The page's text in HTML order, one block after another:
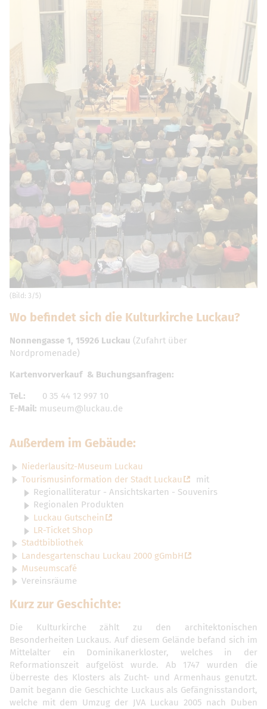
(Bild: 3/5)
Wo befindet sich die Kulturkirche Luckau?
Nonnengasse 1, 15926 Luckau (Zufahrt über
Nordpromenade)
Kartenvorverkauf & Buchungsanfragen:
Tel.: 0 35 44 12 997 10
E-Mail: museum@luckau.de
Außerdem im Gebäude:
Niederlausitz-Museum Luckau
Tourismusinformation der Stadt Luckau
mit
Regionalliteratur - Ansichtskarten - Souvenirs
Regionalen Produkten
Luckau Gutschein
LR-Ticket Shop
Stadtbibliothek
Landesgartenschau Luckau 2000 gGmbH
Museumscafé
Vereinsräume
Kurz zur Geschichte:
Die Kulturkirche zählt zu den architektonischen
Besonderheiten Luckaus. Auf diesem Gelände befand sich im
Mittelalter ein Dominikanerkloster, welches in der
Reformationszeit aufgelöst wurde. Ab 1747 wurden die
Überreste des Klosters als Zucht- und Armenhaus genutzt.
Damit begann die Geschichte Luckaus als Gefängnisstandort,
welche mit dem Umzug der JVA Luckau 2005 nach Duben